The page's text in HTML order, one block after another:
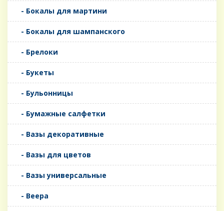
- Бокалы для мартини
- Бокалы для шампанского
- Брелоки
- Букеты
- Бульонницы
- Бумажные салфетки
- Вазы декоративные
- Вазы для цветов
- Вазы универсальные
- Веера